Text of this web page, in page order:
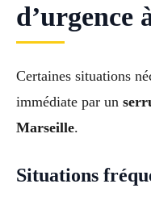
d’urgence
Certaines situations
immédiate par un
Marseille.
Situations